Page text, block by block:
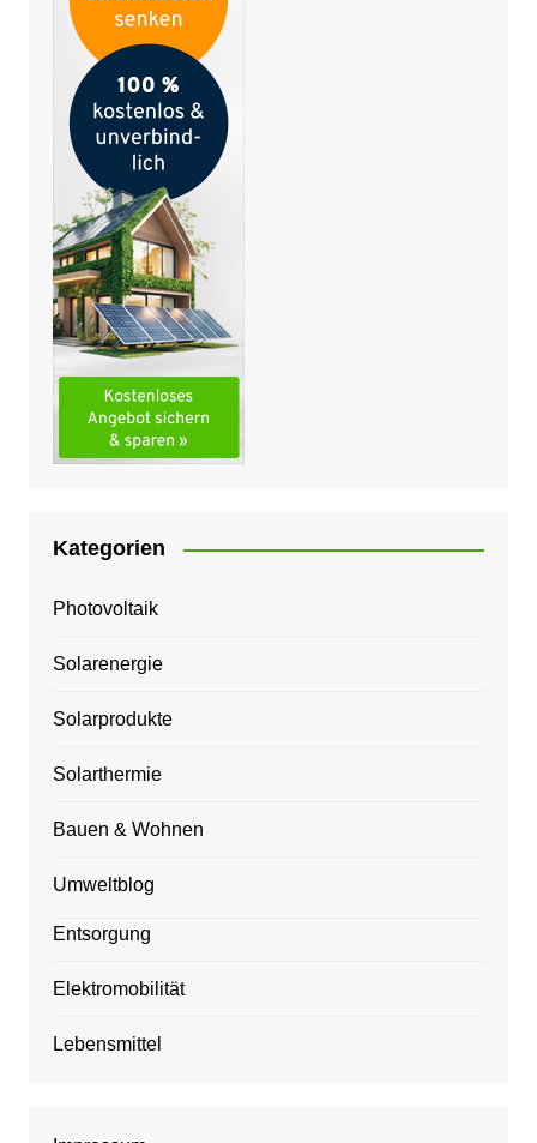
Kategorien
Photovoltaik
Solarenergie
Solarprodukte
Solarthermie
Bauen & Wohnen
Umweltblog
Entsorgung
Elektromobilität
Lebensmittel